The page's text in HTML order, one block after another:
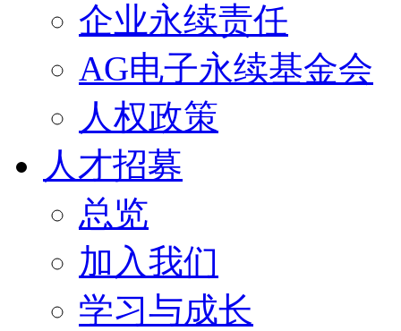
企业永续责任
AG电子永续基金会
人权政策
人才招募
总览
加入我们
学习与成长